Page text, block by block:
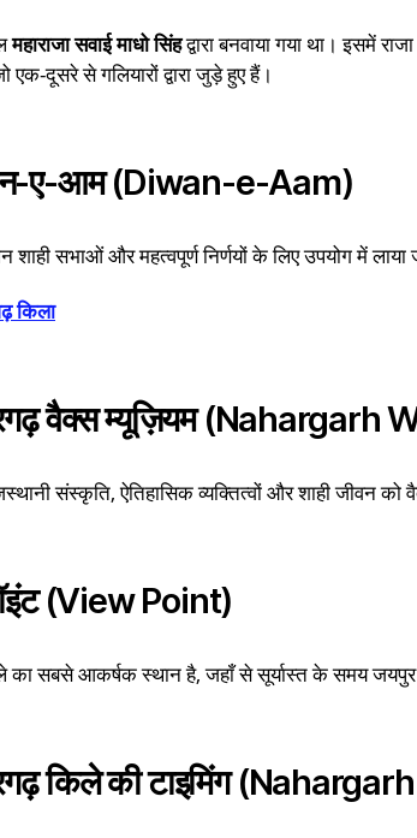
महाराजा सवाई माधो सिंहद्वारा बनवाया गया था। इसमें
एक-दूसरे से गलियारों द्वारा जुड़े हुए हैं।
ए-आम (Diwan-e-Aam)
शाही सभाओं और महत्वपूर्ण निर्णयों के लिए उपयोग में लाया
किला
वैक्स म्यूज़ियम (Nahargarh
संस्कृति, ऐतिहासिक व्यक्तित्वों और शाही जीवन
(View Point)
का सबसे आकर्षक स्थान है, जहाँ से सूर्यास्त के समय जयपुर
किले की टाइमिंग